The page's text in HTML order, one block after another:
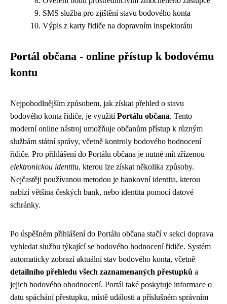
SMS služba pro zjištění stavu bodového konta
Výpis z karty řidiče na dopravním inspektorátu
Portál občana - online přístup k bodovému
kontu
Nejpohodlnějším způsobem, jak získat přehled o stavu
bodového konta řidiče, je využitíPortálu občana. Tento
moderní online nástroj umožňuje občanům přístup k různým
službám státní správy, včetně kontroly bodového hodnocení
řidiče. Pro přihlášení do Portálu občana je nutné mít zřízenou
elektronickou identitu, kterou lze získat několika způsoby.
Nejčastěji používanou metodou je bankovní identita, kterou
nabízí většina českých bank, nebo identita pomocí datové
schránky.
Po úspěšném přihlášení do Portálu občana stačí v sekci doprava
vyhledat službu týkající se bodového hodnocení řidiče. Systém
automaticky zobrazí aktuální stav bodového konta, včetně
detailního přehledu všech zaznamenaných přestupků a
jejich bodového ohodnocení. Portál také poskytuje informace o
datu spáchání přestupku, místě události a příslušném správním